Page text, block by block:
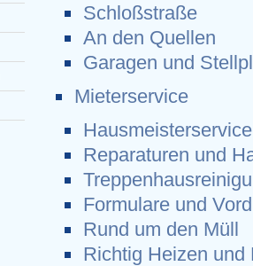
Schloßstraße
An den Quellen
Garagen und
Mieterservice
Hausmeisterservice
Reparaturen und
Formulare und
Rund um den Müll
Richtig Heizen und